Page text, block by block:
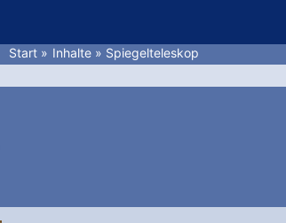
Start Inhalte Spiegelteleskop